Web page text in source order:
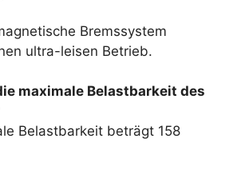
Bremssystem
ultra-leisen Betrieb.
maximale Belastbarkeit des
Belastbarkeit beträgt 158